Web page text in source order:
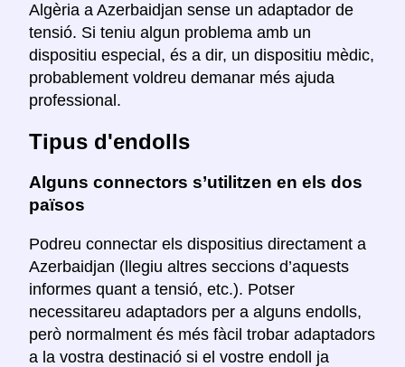
Algèria a Azerbaidjan sense un adaptador de
tensió. Si teniu algun problema amb un
dispositiu especial, és a dir, un dispositiu mèdic,
probablement voldreu demanar més ajuda
professional.
Tipus d'endolls
Alguns connectors s’utilitzen en els dos
països
Podreu connectar els dispositius directament a
Azerbaidjan (llegiu altres seccions d’aquests
informes quant a tensió, etc.). Potser
necessitareu adaptadors per a alguns endolls,
però normalment és més fàcil trobar adaptadors
a la vostra destinació si el vostre endoll ja